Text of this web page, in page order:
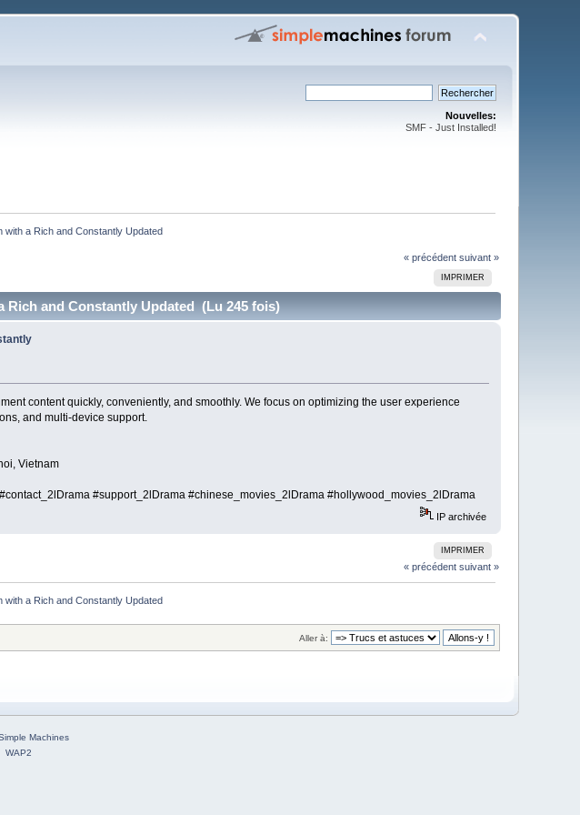
Nouvelles:
SMF - Just Installed!
with a Rich and Constantly Updated
« précédent suivant »
IMPRIMER
Rich and Constantly Updated (Lu 245 fois)
content quickly, conveniently, and smoothly. We focus on optimizing the user experience
and multi-device support.
Vietnam
#support_2lDrama #chinese_movies_2lDrama #hollywood_movies_2lDrama
IP archivée
IMPRIMER
« précédent suivant »
with a Rich and Constantly Updated
Aller à:
Machines
WAP2